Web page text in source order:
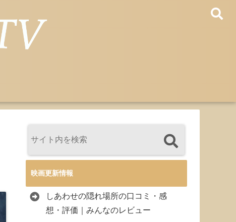
映画更新情報
しあわせの隠れ場所の口コミ・感
想・評価｜みんなのレビュー